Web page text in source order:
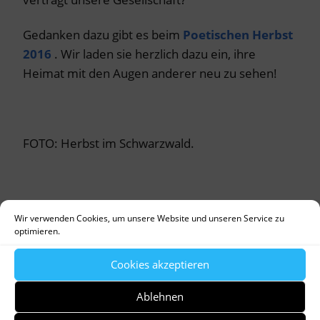
Wir verwenden Cookies, um unsere Website und unseren Service zu
optimieren.
Cookies akzeptieren
Ablehnen
Gedanken dazu gibt es beim Poetischen Herbst
2016 . Wir laden sie herzlich dazu ein, ihre
Heimat mit den Augen anderer neu zu sehen!
FOTO: Herbst im Schwarzwald.